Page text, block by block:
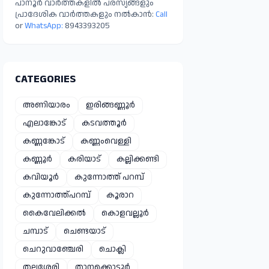
പാനൂർ വാർത്തകളിൽ പരസ്യങ്ങളും
പ്രാദേശിക വാർത്തകളും നൽകാൻ: Call
orWhatsApp: 8943393205
CATEGORIES
അണിയാരം
ഇരിങ്ങണ്ണൂർ
എലാങ്കോട്
കടവത്തൂർ
കണ്ണങ്കോട്
കണ്ണംവെള്ളി
കണ്ണൂർ
കരിയാട്
കല്ലിക്കണ്ടി
കവിയൂർ
കുന്നോത്ത് പറമ്പ്
കുന്നോത്ത്പറമ്പ്
കൂരാറ
കൈവേലിക്കൽ
കൊളവല്ലൂർ
ചമ്പാട്
ചെണ്ടയാട്
ചെറുവാഞ്ചേരി
ചൊക്ലി